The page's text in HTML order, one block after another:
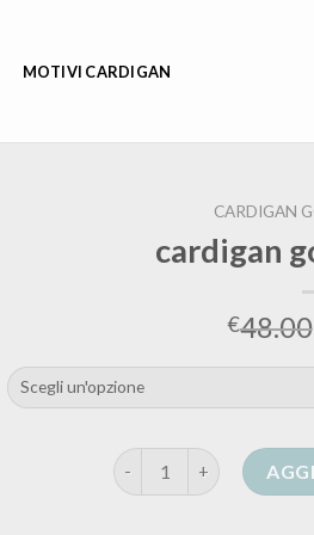
MOTIVI CARDIGAN
CARDIGAN
cardigan
€48.00
cardigan golden goose